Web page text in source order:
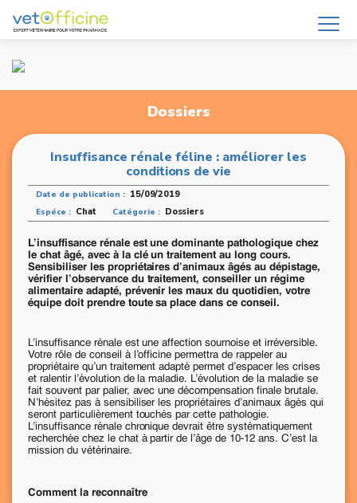
Dossiers
Insuffisance rénale féline : améliorer les
conditions de vie
Date de publication : 15/09/2019
Espéce : Chat Catégorie : Dossiers
L’insuffisance rénale est une dominante pathologique chez
le chat âgé, avec à la clé un traitement au long cours.
Sensibiliser les propriétaires d’animaux âgés au dépistage,
vérifier l’observance du traitement, conseiller un régime
alimentaire adapté, prévenir les maux du quotidien, votre
équipe doit prendre toute sa place dans ce conseil.
L’insuffisance rénale est une affection sournoise et irréversible.
Votre rôle de conseil à l’officine permettra de rappeler au
propriétaire qu’un traitement adapté permet d’espacer les crises
et ralentir l’évolution de la maladie. L’évolution de la maladie se
fait souvent par palier, avec une décompensation finale brutale.
N’hésitez pas à sensibiliser les propriétaires d’animaux âgés qui
seront particulièrement touchés par cette pathologie.
L’insuffisance rénale chronique devrait être systématiquement
recherchée chez le chat à partir de l’âge de 10-12 ans. C’est la
mission du vétérinaire.
Comment la reconnaître